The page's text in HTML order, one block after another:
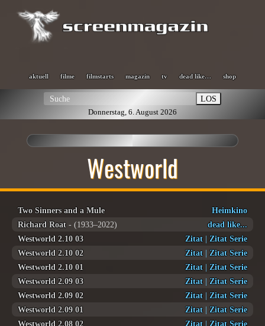
aktuell filme filmstarts magazin tv dead like… shop
LOS
Donnerstag, 6. August 2026
Westworld
Two Sinners and a Mule
Heimkino
Richard Roat - (1933–2022)
dead like...
Westworld 2.10 03
Zitat | Zitat Serie
Westworld 2.10 02
Zitat | Zitat Serie
Westworld 2.10 01
Zitat | Zitat Serie
Westworld 2.09 03
Zitat | Zitat Serie
Westworld 2.09 02
Zitat | Zitat Serie
Westworld 2.09 01
Zitat | Zitat Serie
Westworld 2.08 02
Zitat | Zitat Serie